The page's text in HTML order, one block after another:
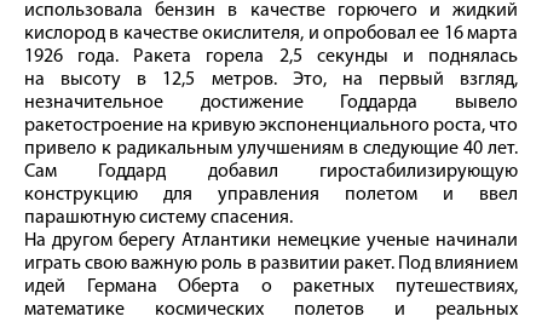
использовала бензин в качестве горючего и жидкий
кислород в качестве окислителя, и опробовал ее 16 марта
1926 года. Ракета горела 2,5 секунды и поднялась
на высоту в 12,5 метров. Это, на первый взгляд,
незначительное достижение Годдарда вывело
ракетостроение на кривую экспоненциального роста, что
привело к радикальным улучшениям в следующие 40 лет.
Сам Годдард добавил гиростабилизирующую
конструкцию для управления полетом и ввел
парашютную систему спасения.
На другом берегу Атлантики немецкие ученые начинали
играть свою важную роль в развитии ракет. Под влиянием
идей Германа Оберта о ракетных путешествиях,
математике космических полетов и реальных